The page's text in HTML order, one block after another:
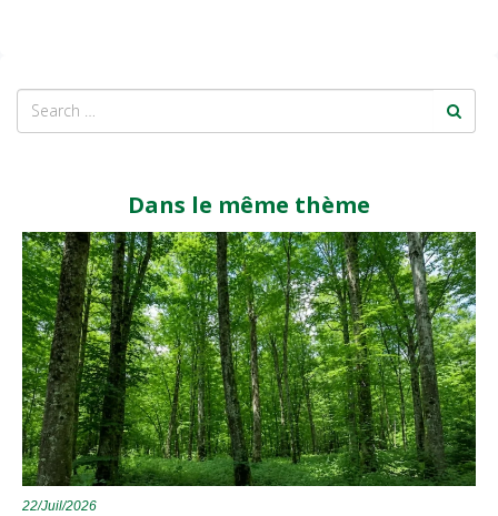
Dans le même thème
22/Juil/2026